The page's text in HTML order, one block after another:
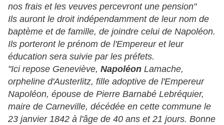
nos frais et les veuves percevront une pension"
Ils auront le droit indépendamment de leur nom de
baptème et de famille, de joindre celui de Napoléon.
Ils porteront le prénom de l'Empereur et leur
éducation sera suivie par les préfets.
"Ici repose Geneviève, Napoléon Lamache,
orpheline d'Austerlitz, fille adoptive de l'Empereur
Napoléon, épouse de Pierre Barnabé Lebréquier,
maire de Carneville, décédée en cette commune le
23 janvier 1842 à l'âge de 40 ans et 21 jours. Bonne